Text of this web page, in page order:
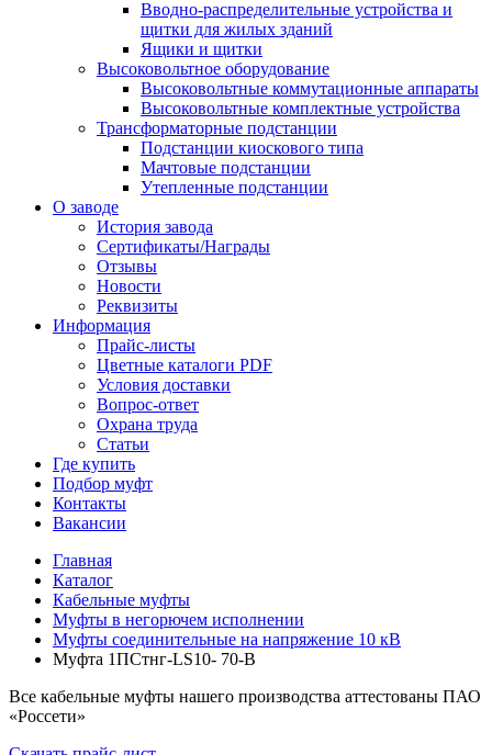
Вводно-распределительные устройства и
щитки для жилых зданий
Ящики и щитки
Высоковольтное оборудование
Высоковольтные коммутационные аппараты
Высоковольтные комплектные устройства
Трансформаторные подстанции
Подстанции киоскового типа
Мачтовые подстанции
Утепленные подстанции
О заводе
История завода
Сертификаты/Награды
Отзывы
Новости
Реквизиты
Информация
Прайс-листы
Цветные каталоги PDF
Условия доставки
Вопрос-ответ
Охрана труда
Статьи
Где купить
Подбор муфт
Контакты
Вакансии
Главная
Каталог
Кабельные муфты
Муфты в негорючем исполнении
Муфты соединительные на напряжение 10 кВ
Муфта 1ПСтнг-LS10- 70-В
Все кабельные муфты нашего производства аттестованы ПАО
«Россети»